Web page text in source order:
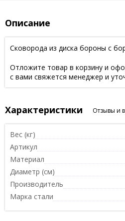
Описание
Сковорода из диска бороны с
Отложите товар в корзину и
с вами свяжется менеджер и
Характеристики Отзывы и
Вес (кг)
Артикул
Материал
Диаметр (см)
Производитель
Марка стали